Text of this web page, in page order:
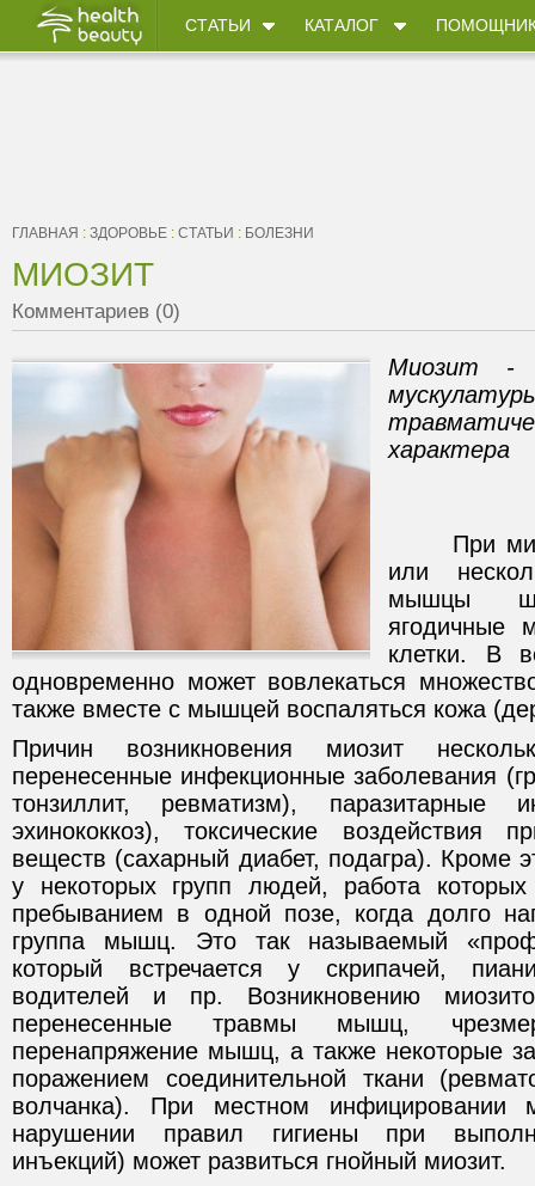
СТАТЬИ КАТАЛОГ
ГЛАВНАЯ : ЗДОРОВЬЕ : СТАТЬИ : БОЛЕЗНИ
МИОЗИТ
Комментариев (0)
Миозит -
характера
При
или
мышцы
ягодичные
клетки. В
одновременно может вовлекаться
также вместе с мышцей воспаляться кожа
Причин возникновения миозит
перенесенные инфекционные заболевания
тонзиллит, ревматизм), паразитарные
эхинококкоз), токсические воздействия
веществ (сахарный диабет, подагра). Кроме
у некоторых групп людей, работа
пребыванием в одной позе, когда долго
группа мышц. Это так называемый
который встречается у скрипачей,
водителей и пр. Возникновению
перенесенные травмы мышц,
перенапряжение мышц, а также некоторые
поражением соединительной ткани
волчанка). При местном
нарушении правил гигиены при
инъекций) может развиться гнойный миозит.